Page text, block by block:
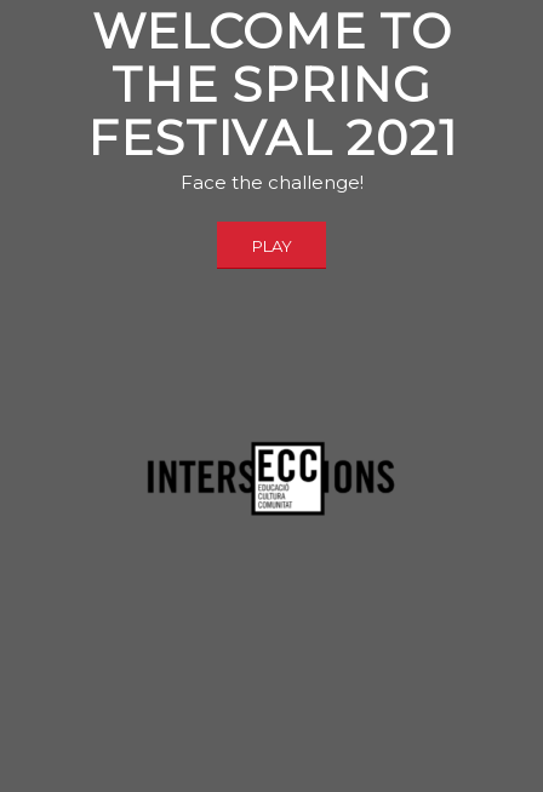
WELCOME TO
THE SPRING
FESTIVAL 2021
Face the challenge!
PLAY